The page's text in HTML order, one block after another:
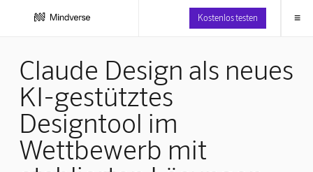
Kostenlos testen ≡
Claude Design als neues
KI-gestütztes
Designtool im
Wettbewerb mit